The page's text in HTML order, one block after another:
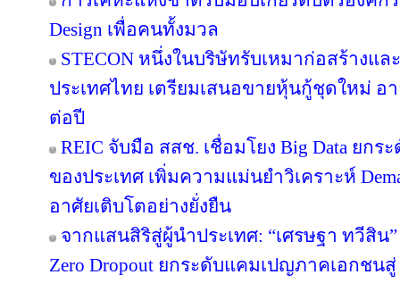
Design เพื่อคนทั้งมวล
STECON หนึ่งในบริษัทรับเหมาก่อสร้างแ
ประเทศไทย เตรียมเสนอขายหุ้นกู้ชุดใหม่ อ
ต่อปี
REIC จับมือ สสช. เชื่อมโยง Big Data ยก
ของประเทศ เพิ่มความแม่นยำวิเคราะห์
อาศัยเติบโตอย่างยั่งยืน
จากแสนสิริสู่ผู้นำประเทศ: “เศรษฐา ทวีสิน
Zero Dropout ยกระดับแคมเปญภาคเอกชน